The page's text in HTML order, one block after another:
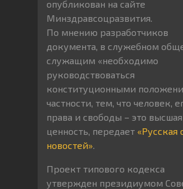
опубликован на сайте
Минздравсоцразвития.
По мнению разработчиков
документа, в служебном
служащим «необходимо
руководствоваться
конституционными
частности, тем, что человек,
права и свободы – это высшая
ценность, передает «Русская
новостей».
Проект типового кодекса
утвержден президиумом